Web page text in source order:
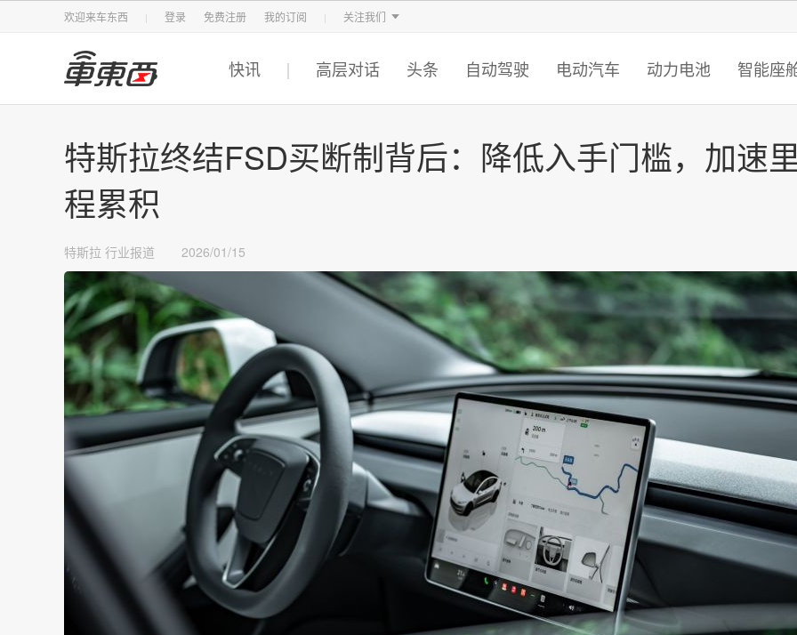
欢迎来车东西 登录 免费注册 我的订阅 关注我们
智东西 车东西 芯东西 智猩猩
快讯 高层对话 头条 自动驾驶 电动汽车 动力电池 智能座
特斯拉终结FSD买断制背后：降低入手门槛，加速
程累积
特斯拉 行业报道 2026/01/15